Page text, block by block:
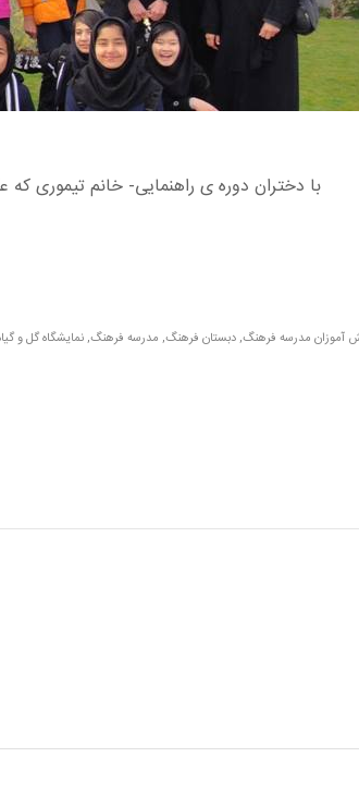
با دختران دوره ی راهنمایی- خانم تیموری
آموزان مدرسه فرهنگ,دبستان فرهنگ, مدرسه فرهنگ,نمایشگاه گل و